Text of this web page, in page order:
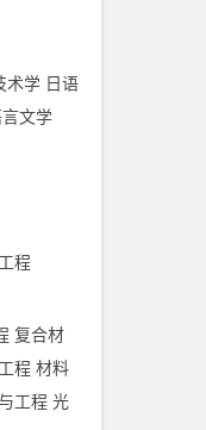
术学 日语
文学
程
复合材
程 材料
工程 光